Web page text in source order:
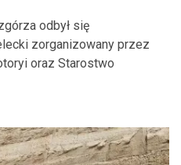
odbył się
zorganizowany przez
oraz Starostwo